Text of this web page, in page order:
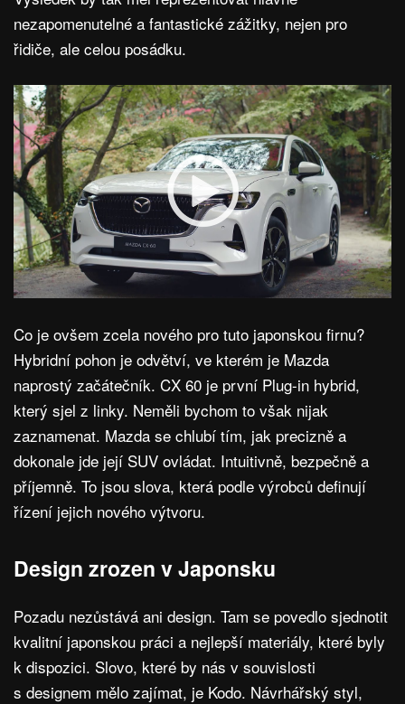
nezapomenutelné a fantastické zážitky, nejen pro
řidiče, ale celou posádku.
Co je ovšem zcela nového pro tuto japonskou firnu?
Hybridní pohon je odvětví, ve kterém je Mazda
naprostý začátečník. CX 60 je první Plug-in hybrid,
který sjel z linky. Neměli bychom to však nijak
zaznamenat. Mazda se chlubí tím, jak precizně a
dokonale jde její SUV ovládat. Intuitivně, bezpečně a
příjemně. To jsou slova, která podle výrobců definují
řízení jejich nového výtvoru.
Design zrozen v Japonsku
Pozadu nezůstává ani design. Tam se povedlo sjednotit
kvalitní japonskou práci a nejlepší materiály, které byly
k dispozici. Slovo, které by nás v souvislosti
s designem mělo zajímat, je Kodo. Návrhářský styl,